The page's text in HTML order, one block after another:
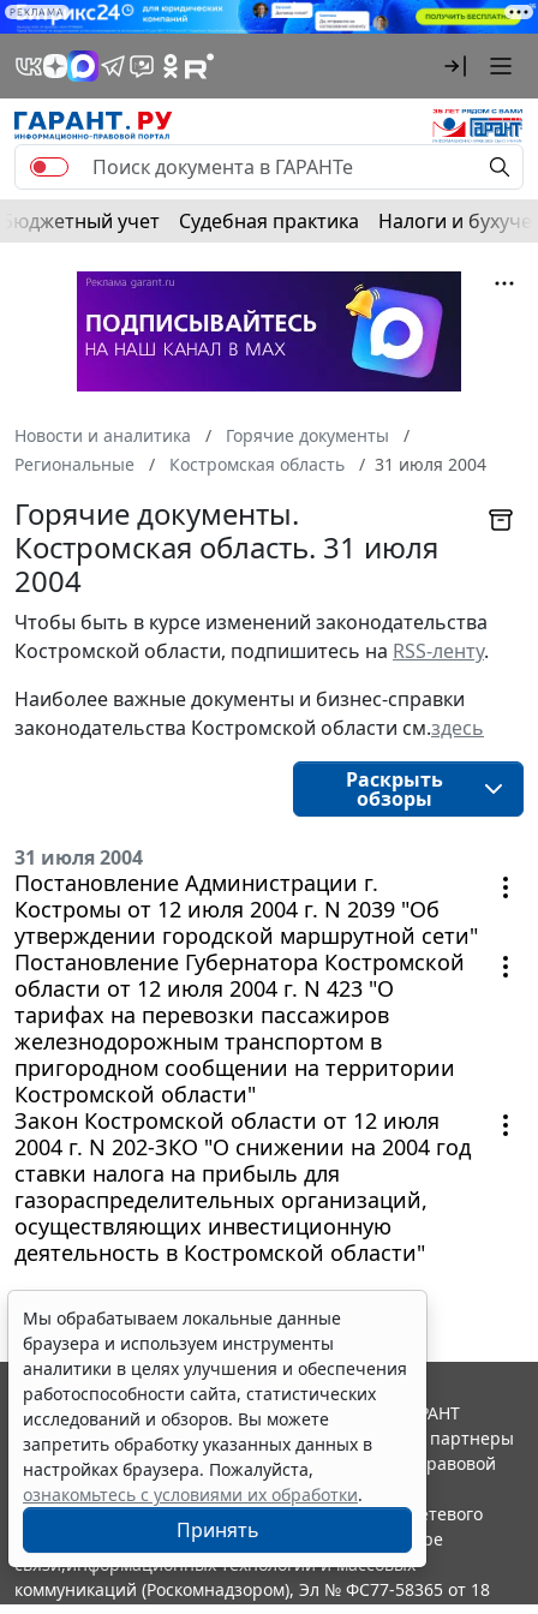
РЕКЛАМА
Бюджетный учет Судебная практика Налоги и
Новости и аналитика
Горячие документы
Региональные
Костромская область 31 июля 2004
Горячие документы.
Костромская область. 31 июля
2004
Чтобы быть в курсе изменений законодательства
Костромской области, подпишитесь на RSS-ленту.
Наиболее важные документы и бизнес-справки
законодательства Костромской области см.здесь
Раскрыть
обзоры
31 июля 2004
Постановление Администрации г.
Костромы от 12 июля 2004 г. N 2039 "Об
утверждении городской маршрутной сети"
Постановление Губернатора Костромской
области от 12 июля 2004 г. N 423 "О
тарифах на перевозки пассажиров
железнодорожным транспортом в
пригородном сообщении на территории
Костромской области"
Закон Костромской области от 12 июля
2004 г. N 202-ЗКО "О снижении на 2004 год
ставки налога на прибыль для
газораспределительных организаций,
осуществляющих инвестиционную
деятельность в Костромской области"
Мы обрабатываем локальные данные
браузера и используем инструменты
аналитики в целях улучшения и обеспечения
работоспособности сайта, статистических
исследований и обзоров. Вы можете
запретить обработку указанных данных в
настройках браузера. Пожалуйста,
ознакомьтесь с условиями их обработки.
Принять
© ООО "НПП "ГАРАНТ-СЕРВИС", 2026. Система ГАРАНТ
выпускается с 1990 года. Компания "Гарант" и ее партнеры
являются участниками Российской ассоциации правовой
информации ГАРАНТ.
Портал ГАРАНТ.РУ зарегистрирован в качестве сетевого
издания Федеральной службой по надзору в сфере
связи,информационных технологий и массовых
коммуникаций (Роскомнадзором), Эл № ФС77-58365 от 18